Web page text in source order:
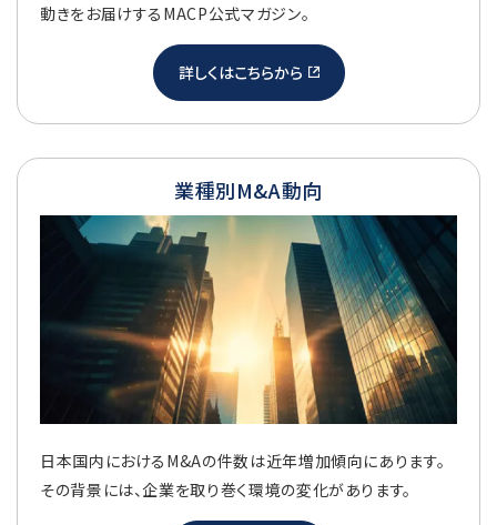
動きをお届けするMACP公式マガジン。
詳しくはこちらから
業種別M&A動向
日本国内におけるM&Aの件数は近年増加傾向にあります。
その背景には、企業を取り巻く環境の変化があります。